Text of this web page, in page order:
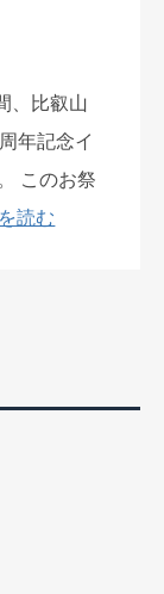
、比叡山
年記念イ
このお祭
読む